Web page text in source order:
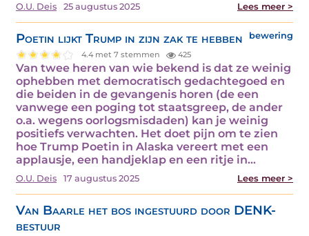
O.U. Deis 25 augustus 2025 Lees meer >
Poetin lijkt Trump in zijn zak te hebben bewering
4.4 met 7 stemmen 425
Van twee heren van wie bekend is dat ze weinig
ophebben met democratisch gedachtegoed en
die beiden in de gevangenis horen (de een
vanwege een poging tot staatsgreep, de ander
o.a. wegens oorlogsmisdaden) kan je weinig
positiefs verwachten. Het doet pijn om te zien
hoe Trump Poetin in Alaska vereert met een
applausje, een handjeklap en een ritje in…
O.U. Deis 17 augustus 2025 Lees meer >
Van Baarle het bos ingestuurd door DENK-
bestuur